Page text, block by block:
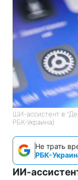
ШИ-ассистент в
РБК-Украина)
Не трать
РБК-
ИИ-